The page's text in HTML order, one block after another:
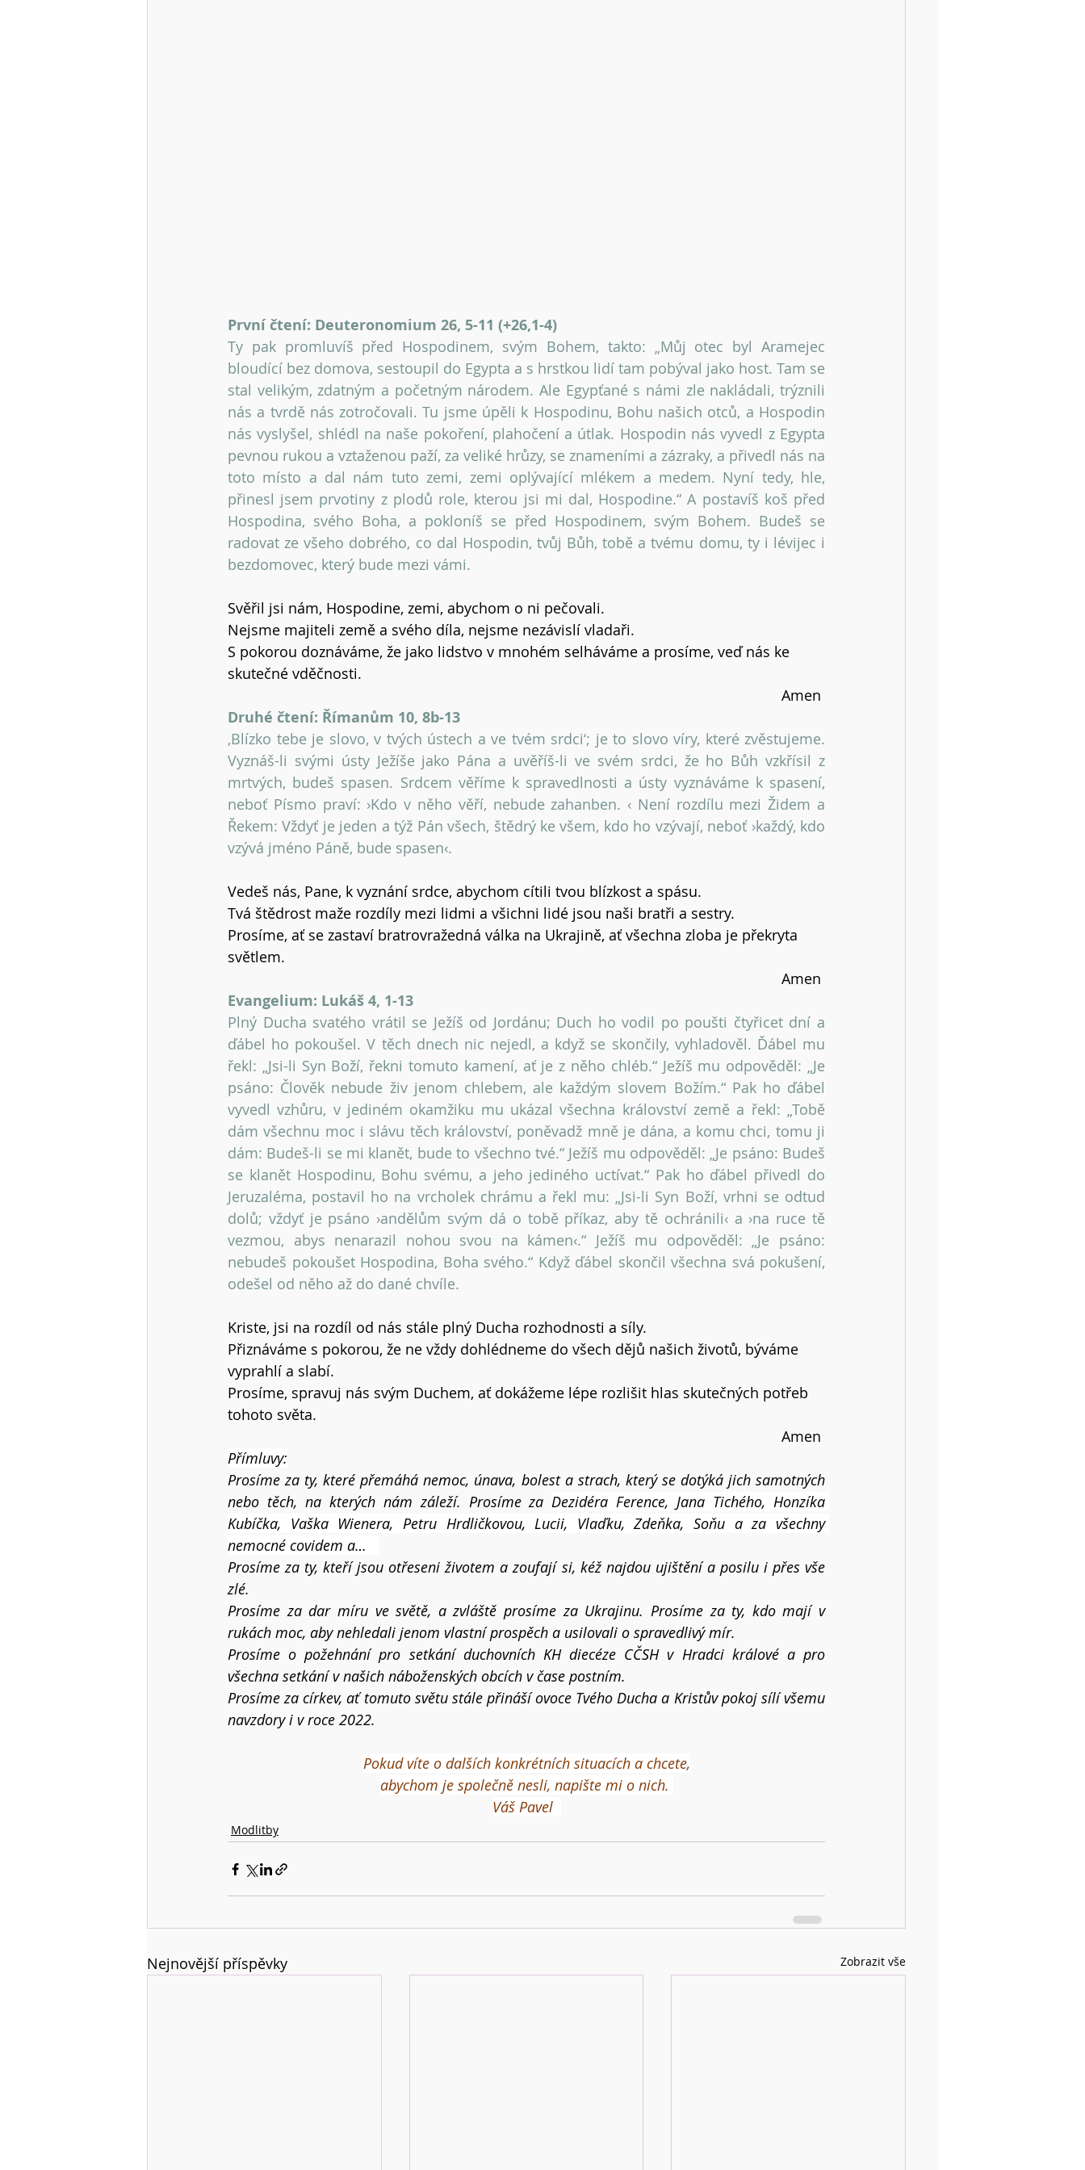
První čtení: Deuteronomium 26, 5-11 (+26,1-4)
Ty pak promluvíš před Hospodinem, svým Bohem, takto: „Můj otec byl Aramejec
bloudící bez domova, sestoupil do Egypta a s hrstkou lidí tam pobýval jako host. Tam se
stal velikým, zdatným a početným národem. Ale Egypťané s námi zle nakládali, trýznili
nás a tvrdě nás zotročovali. Tu jsme úpěli k Hospodinu, Bohu našich otců, a Hospodin
nás vyslyšel, shlédl na naše pokoření, plahočení a útlak. Hospodin nás vyvedl z Egypta
pevnou rukou a vztaženou paží, za veliké hrůzy, se znameními a zázraky, a přivedl nás na
toto místo a dal nám tuto zemi, zemi oplývající mlékem a medem. Nyní tedy, hle,
přinesl jsem prvotiny z plodů role, kterou jsi mi dal, Hospodine.“ A postavíš koš před
Hospodina, svého Boha, a pokloníš se před Hospodinem, svým Bohem. Budeš se
radovat ze všeho dobrého, co dal Hospodin, tvůj Bůh, tobě a tvému domu, ty i lévijec i
bezdomovec, který bude mezi vámi.
Svěřil jsi nám, Hospodine, zemi, abychom o ni pečovali.
Nejsme majiteli země a svého díla, nejsme nezávislí vladaři.
S pokorou doznáváme, že jako lidstvo v mnohém selháváme a prosíme, veď nás ke
skutečné vděčnosti.
Amen
Druhé čtení: Římanům 10, 8b-13
‚Blízko tebe je slovo, v tvých ústech a ve tvém srdci‘; je to slovo víry, které zvěstujeme.
Vyznáš-li svými ústy Ježíše jako Pána a uvěříš-li ve svém srdci, že ho Bůh vzkřísil z
mrtvých, budeš spasen. Srdcem věříme k spravedlnosti a ústy vyznáváme k spasení,
neboť Písmo praví: ›Kdo v něho věří, nebude zahanben. ‹ Není rozdílu mezi Židem a
Řekem: Vždyť je jeden a týž Pán všech, štědrý ke všem, kdo ho vzývají, neboť ›každý, kdo
vzývá jméno Páně, bude spasen‹.
Vedeš nás, Pane, k vyznání srdce, abychom cítili tvou blízkost a spásu.
Tvá štědrost maže rozdíly mezi lidmi a všichni lidé jsou naši bratři a sestry.
Prosíme, ať se zastaví bratrovražedná válka na Ukrajině, ať všechna zloba je překryta
světlem.
Amen
Evangelium: Lukáš 4, 1-13
Plný Ducha svatého vrátil se Ježíš od Jordánu; Duch ho vodil po poušti čtyřicet dní a
ďábel ho pokoušel. V těch dnech nic nejedl, a když se skončily, vyhladověl. Ďábel mu
řekl: „Jsi-li Syn Boží, řekni tomuto kamení, ať je z něho chléb.“ Ježíš mu odpověděl: „Je
psáno: Člověk nebude živ jenom chlebem, ale každým slovem Božím.“ Pak ho ďábel
vyvedl vzhůru, v jediném okamžiku mu ukázal všechna království země a řekl: „Tobě
dám všechnu moc i slávu těch království, poněvadž mně je dána, a komu chci, tomu ji
dám: Budeš-li se mi klanět, bude to všechno tvé.“ Ježíš mu odpověděl: „Je psáno: Budeš
se klanět Hospodinu, Bohu svému, a jeho jediného uctívat.“ Pak ho ďábel přivedl do
Jeruzaléma, postavil ho na vrcholek chrámu a řekl mu: „Jsi-li Syn Boží, vrhni se odtud
dolů; vždyť je psáno ›andělům svým dá o tobě příkaz, aby tě ochránili‹ a ›na ruce tě
vezmou, abys nenarazil nohou svou na kámen‹.“ Ježíš mu odpověděl: „Je psáno:
nebudeš pokoušet Hospodina, Boha svého.“ Když ďábel skončil všechna svá pokušení,
odešel od něho až do dané chvíle.
Kriste, jsi na rozdíl od nás stále plný Ducha rozhodnosti a síly.
Přiznáváme s pokorou, že ne vždy dohlédneme do všech dějů našich životů, býváme
vyprahlí a slabí.
Prosíme, spravuj nás svým Duchem, ať dokážeme lépe rozlišit hlas skutečných potřeb
tohoto světa.
Amen
Přímluvy:
Prosíme za ty, které přemáhá nemoc, únava, bolest a strach, který se dotýká jich samotných
nebo těch, na kterých nám záleží. Prosíme za Dezidéra Ference, Jana Tichého, Honzíka
Kubíčka, Vaška Wienera, Petru Hrdličkovou, Lucii, Vlaďku, Zdeňka, Soňu a za všechny
nemocné covidem a…
Prosíme za ty, kteří jsou otřeseni životem a zoufají si, kéž najdou ujištění a posilu i přes vše
zlé.
Prosíme za dar míru ve světě, a zvláště prosíme za Ukrajinu. Prosíme za ty, kdo mají v
rukách moc, aby nehledali jenom vlastní prospěch a usilovali o spravedlivý mír.
Prosíme o požehnání pro setkání duchovních KH diecéze CČSH v Hradci králové a pro
všechna setkání v našich náboženských obcích v čase postním.
Prosíme za církev, ať tomuto světu stále přináší ovoce Tvého Ducha a Kristův pokoj sílí všemu
navzdory i v roce 2022.
Pokud víte o dalších konkrétních situacích a chcete,
abychom je společně nesli, napište mi o nich.
Váš Pavel
Modlitby
Nejnovější příspěvky Zobrazit vše